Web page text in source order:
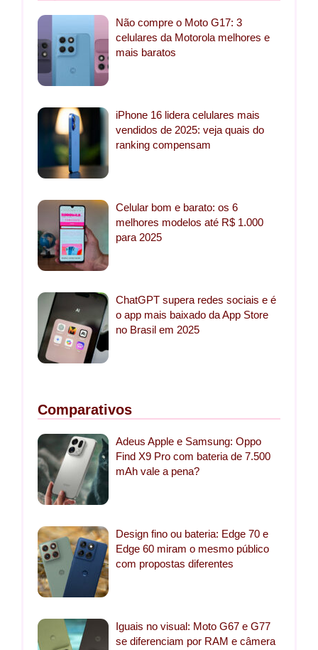
Não compre o Moto G17: 3
celulares da Motorola melhores e
mais baratos
iPhone 16 lidera celulares mais
vendidos de 2025: veja quais do
ranking compensam
Celular bom e barato: os 6
melhores modelos até R$ 1.000
para 2025
ChatGPT supera redes sociais e é
o app mais baixado da App Store
no Brasil em 2025
Comparativos
Adeus Apple e Samsung: Oppo
Find X9 Pro com bateria de 7.500
mAh vale a pena?
Design fino ou bateria: Edge 70 e
Edge 60 miram o mesmo público
com propostas diferentes
Iguais no visual: Moto G67 e G77
se diferenciam por RAM e câmera